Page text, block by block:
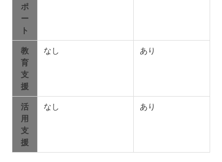
ポ
ー
ト
教
育
支
援
なし あり
活
用
支
援
なし あり